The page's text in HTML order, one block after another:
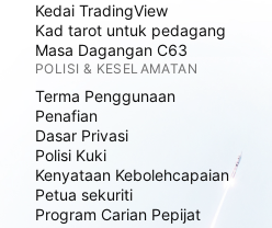
Kedai TradingView
Kad tarot untuk pedagang
Masa Dagangan C63
POLISI & KESELAMATAN
Terma Penggunaan
Penafian
Dasar Privasi
Polisi Kuki
Kenyataan Kebolehcapaian
Petua sekuriti
Program Carian Pepijat